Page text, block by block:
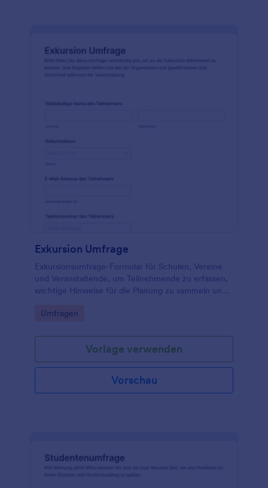
Exkursion Umfrage
Exkursionsumfrage-Formular für Schulen, Vereine
und Veranstaltende, um Teilnehmende zu erfassen,
wichtige Hinweise für die Planung zu sammeln und
auszuwerten.
Go to Category:
Umfragen
Vorlage verwenden
Vorschau